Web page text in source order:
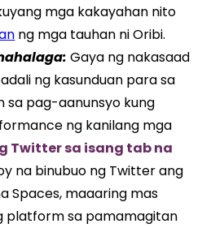
mga kakayahan nito
ng mga tauhan ni Oribi.
Gaya ng nakasaad
ng kasunduan para sa
sa pag-aanunsyo kung
ng kanilang mga
Twitter sa isang tab na
na binubuo ng Twitter ang
Spaces, maaaring mas
platform sa pamamagitan